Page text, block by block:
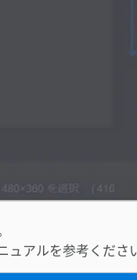
ュアルを参考くださ